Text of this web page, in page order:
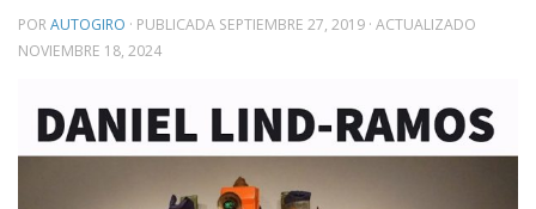
PORAUTOGIRO · PUBLICADA SEPTIEMBRE 27, 2019 · ACTUALIZADO
NOVIEMBRE 18, 2024